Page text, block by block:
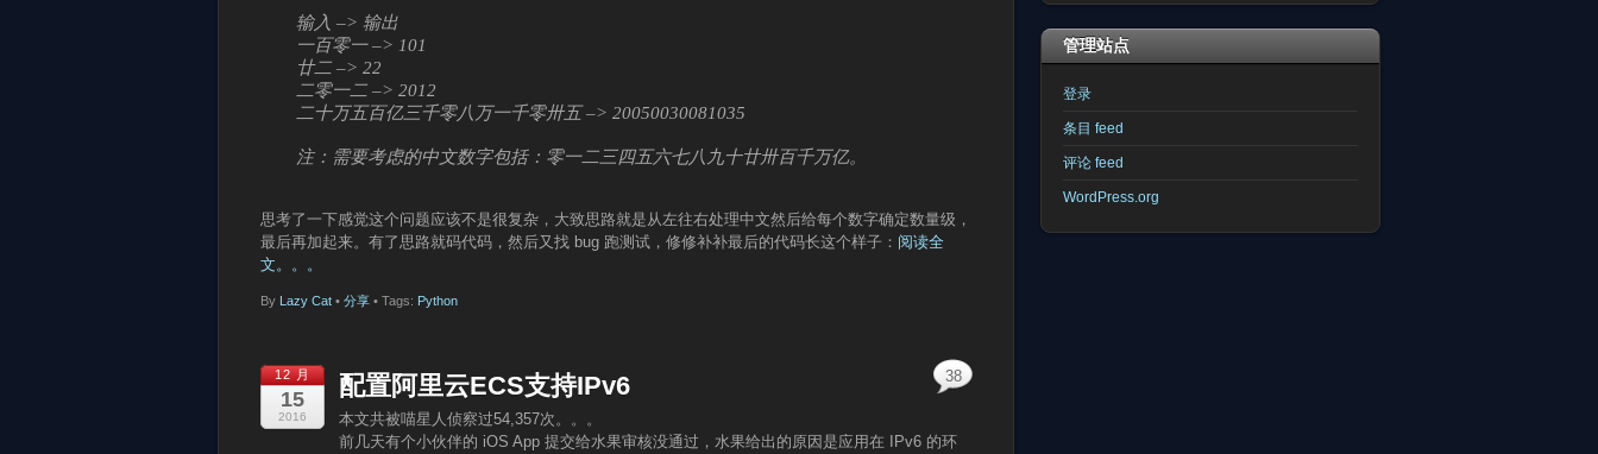
输入 –> 输出
一百零一 –> 101
廿二 –> 22
二零一二 –> 2012
二十万五百亿三千零八万一千零卅五 –> 20050030081035
注：需要考虑的中文数字包括：零一二三四五六七八九十廿卅百千万亿。
思考了一下感觉这个问题应该不是很复杂，大致思路就是从左往右处理中文然后给每个数字确定数量级，
最后再加起来。有了思路就码代码，然后又找 bug 跑测试，修修补补最后的代码长这个样子： 阅读全
文。。。
By Lazy Cat • 分享 • Tags: Python
12 月
15
2016
配置阿里云ECS支持IPv6
本文共被喵星人侦察过54,357次。。。
前几天有个小伙伴的 iOS App 提交给水果审核没通过，水果给出的原因是应用在 IPv6 的环
38
管理站点
登录
条目 feed
评论 feed
WordPress.org